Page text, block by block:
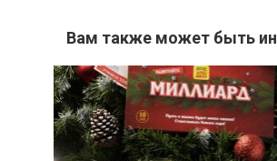
Вам также может быть